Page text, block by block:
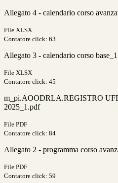
Allegato 4 - calendario corso
File XLSX
Contatore click: 63
Allegato 3 - calendario corso
File XLSX
Contatore click: 45
m_pi.AOODRLA.REGISTRO
2025_1.pdf
File PDF
Contatore click: 84
Allegato 2 - programma corso
File PDF
Contatore click: 59